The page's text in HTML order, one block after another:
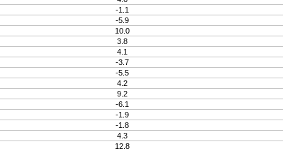
-1.1
-5.9
10.0
3.8
4.1
-3.7
-5.5
4.2
9.2
-6.1
-1.9
-1.8
4.3
12.8